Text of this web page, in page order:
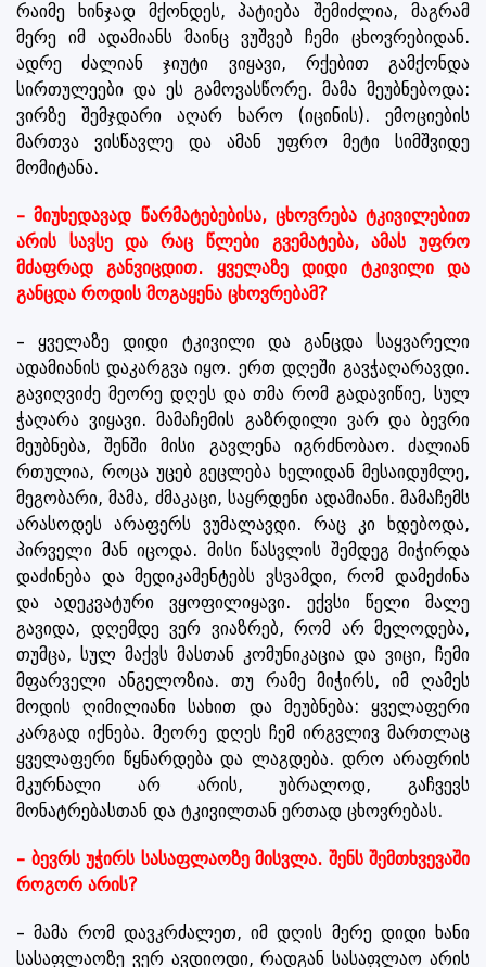
რაიმე ხინჯად მქონდეს, პატიება შემიძლია, მაგრამ
მერე იმ ადამიანს მაინც ვუშვებ ჩემი ცხოვრებიდან.
ადრე ძალიან ჯიუტი ვიყავი, რქებით გამქონდა
სირთულეები და ეს გამოვასწორე. მამა მეუბნებოდა:
ვირზე შემჯდარი აღარ ხარო (იცინის). ემოციების
მართვა ვისწავლე და ამან უფრო მეტი სიმშვიდე
მომიტანა.
– მიუხედავად წარმატებებისა, ცხოვრება ტკივილებით
არის სავსე და რაც წლები გვემატება, ამას უფრო
მძაფრად განვიცდით. ყველაზე დიდი ტკივილი და
განცდა როდის მოგაყენა ცხოვრებამ?
– ყველაზე დიდი ტკივილი და განცდა საყვარელი
ადამიანის დაკარგვა იყო. ერთ დღეში გავჭაღარავდი.
გავიღვიძე მეორე დღეს და თმა რომ გადავიწიე, სულ
ჭაღარა ვიყავი. მამაჩემის გაზრდილი ვარ და ბევრი
მეუბნება, შენში მისი გავლენა იგრძნობაო. ძალიან
რთულია, როცა უცებ გეცლება ხელიდან მესაიდუმლე,
მეგობარი, მამა, ძმაკაცი, საყრდენი ადამიანი. მამაჩემს
არასოდეს არაფერს ვუმალავდი. რაც კი ხდებოდა,
პირველი მან იცოდა. მისი წასვლის შემდეგ მიჭირდა
დაძინება და მედიკამენტებს ვსვამდი, რომ დამეძინა
და ადეკვატური ვყოფილიყავი. ექვსი წელი მალე
გავიდა, დღემდე ვერ ვიაზრებ, რომ არ მელოდება,
თუმცა, სულ მაქვს მასთან კომუნიკაცია და ვიცი, ჩემი
მფარველი ანგელოზია. თუ რამე მიჭირს, იმ ღამეს
მოდის ღიმილიანი სახით და მეუბნება: ყველაფერი
კარგად იქნება. მეორე დღეს ჩემ ირგვლივ მართლაც
ყველაფერი წყნარდება და ლაგდება. დრო არაფრის
მკურნალი არ არის, უბრალოდ, გაჩვევს
მონატრებასთან და ტკივილთან ერთად ცხოვრებას.
– ბევრს უჭირს სასაფლაოზე მისვლა. შენს შემთხვევაში
როგორ არის?
– მამა რომ დავკრძალეთ, იმ დღის მერე დიდი ხანი
სასაფლაოზე ვერ ავდიოდი, რადგან სასაფლაო არის